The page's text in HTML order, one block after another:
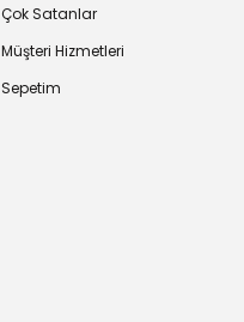
Çok Satanlar
Müşteri Hizmetleri
Sepetim